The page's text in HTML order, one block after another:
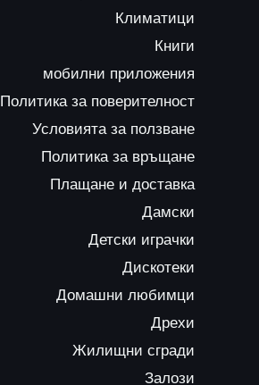
Климатици
Книги
мобилни приложения
Политика за поверителност
Условията за ползване
Политика за връщане
Плащане и доставка
Дамски
Детски играчки
Дискотеки
Домашни любимци
Дрехи
Жилищни сгради
Залози